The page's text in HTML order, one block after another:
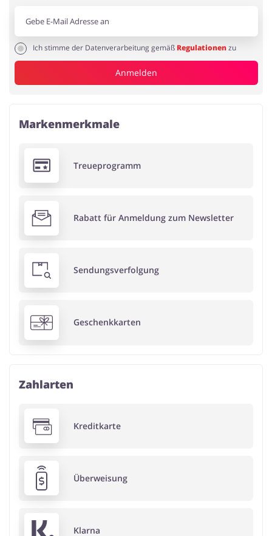
Ich stimme der Datenverarbeitung gemäß Regulationenzu
Anmelden
Markenmerkmale
Treueprogramm
Rabatt für Anmeldung zum Newsletter
Sendungsverfolgung
Geschenkkarten
Zahlarten
Kreditkarte
Überweisung
Klarna